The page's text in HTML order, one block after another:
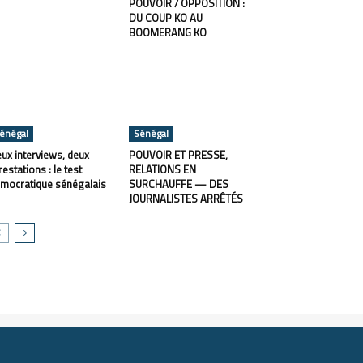
POUVOIR / OPPOSITION :
DU COUP KO AU
BOOMERANG KO
interviews, deux
: le test
sénégalais
Sénégal
POUVOIR ET PRESSE,
RELATIONS EN
SURCHAUFFE — DES
JOURNALISTES ARRÊTÉS